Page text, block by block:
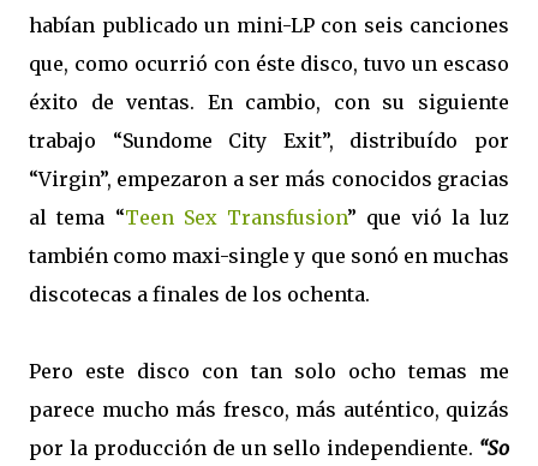
habían publicado un mini-LP con seis canciones
que, como ocurrió con éste disco, tuvo un escaso
éxito de ventas. En cambio, con su siguiente
trabajo “Sundome City Exit”, distribuído por
“Virgin”, empezaron a ser más conocidos gracias
al tema “Teen Sex Transfusion” que vió la luz
también como maxi-single y que sonó en muchas
discotecas a finales de los ochenta.
Pero este disco con tan solo ocho temas me
parece mucho más fresco, más auténtico, quizás
por la producción de un sello independiente. “So